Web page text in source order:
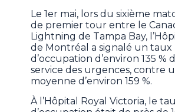
Le 1er mai, lors du sixième
de premier tour entre le
Lightning de Tampa Bay,
de Montréal a signalé un taux
d’occupation d’environ 135 %
service des urgences, contre
moyenne d’environ 159 %.
À l’Hôpital Royal Victoria, le